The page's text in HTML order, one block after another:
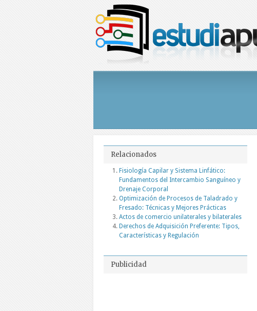
Relacionados
Fisiología Capilar y Sistema Linfático:
Fundamentos del Intercambio Sanguíneo y
Drenaje Corporal
Optimización de Procesos de Taladrado y
Fresado: Técnicas y Mejores Prácticas
Actos de comercio unilaterales y bilaterales
Derechos de Adquisición Preferente: Tipos,
Características y Regulación
Publicidad